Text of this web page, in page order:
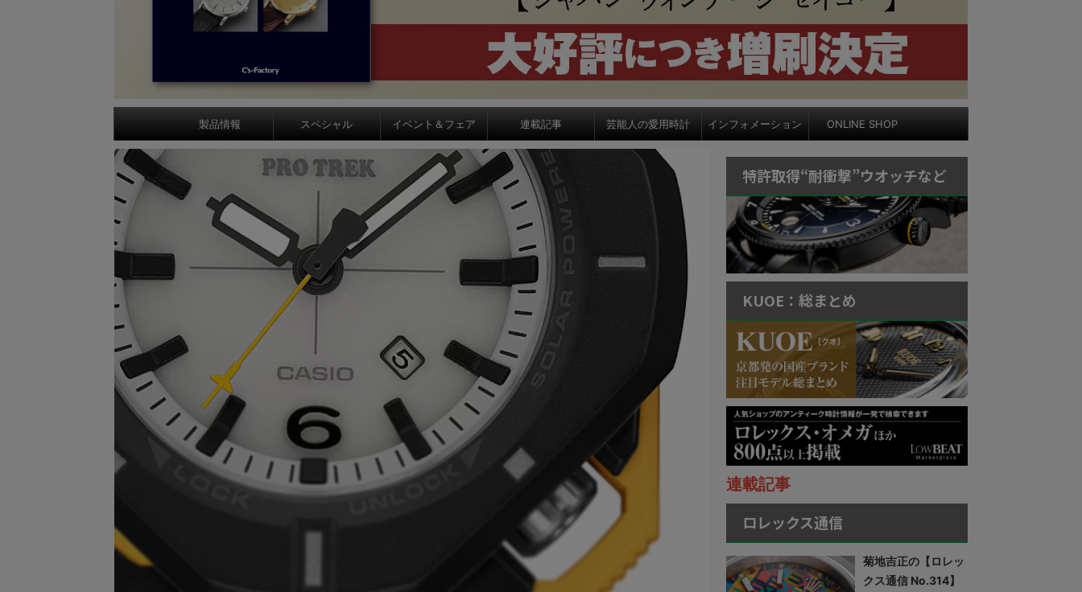
製品情報 スペシャル イベント＆フェア 連載記事 芸能人の愛用時計 インフォメーション ONLINE SHOP
特許取得“耐衝撃”ウオッチなど
KUOE：総まとめ
連載記事
ロレックス通信
菊地吉正の【ロレッ
クス通信 No.314】